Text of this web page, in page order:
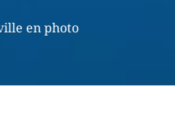
en photo